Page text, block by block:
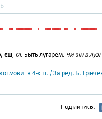
єш, гл. Быть лугарем. Чи він в
мови: в 4-х тт. / За ред. Б.
Поділитись: